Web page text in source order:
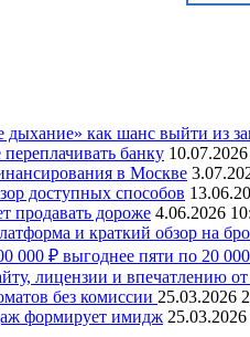
как шанс выйти из
банку
в Москве
доступных способов
продавать дороже 4.06.2026
и краткий обзор на
000 ₽ выгоднее пяти по 20
лицензии и впечатлению от
без комиссии 25.03.2026
формирует имидж